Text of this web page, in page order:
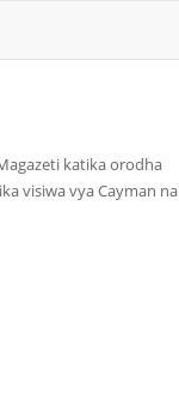
katika orodha
visiwa vya Cayman na